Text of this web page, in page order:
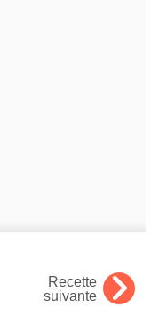
Recette
suivante